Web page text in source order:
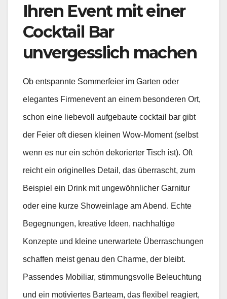
Ihren Event mit einer
Cocktail Bar
unvergesslich machen
Ob entspannte Sommerfeier im Garten oder
elegantes Firmenevent an einem besonderen Ort,
schon eine liebevoll aufgebaute cocktail bar gibt
der Feier oft diesen kleinen Wow-Moment (selbst
wenn es nur ein schön dekorierter Tisch ist). Oft
reicht ein originelles Detail, das überrascht, zum
Beispiel ein Drink mit ungewöhnlicher Garnitur
oder eine kurze Showeinlage am Abend. Echte
Begegnungen, kreative Ideen, nachhaltige
Konzepte und kleine unerwartete Überraschungen
schaffen meist genau den Charme, der bleibt.
Passendes Mobiliar, stimmungsvolle Beleuchtung
und ein motiviertes Barteam, das flexibel reagiert,